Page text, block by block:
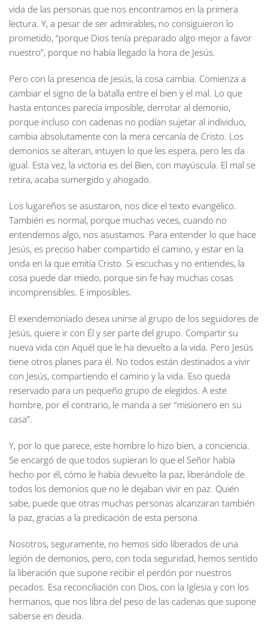
vida de las personas que nos encontramos en la primera
lectura. Y, a pesar de ser admirables, no consiguieron lo
prometido, “porque Dios tenía preparado algo mejor a favor
nuestro”, porque no había llegado la hora de Jesús.
Pero con la presencia de Jesús, la cosa cambia. Comienza a
cambiar el signo de la batalla entre el bien y el mal. Lo que
hasta entonces parecía imposible, derrotar al demonio,
porque incluso con cadenas no podían sujetar al individuo,
cambia absolutamente con la mera cercanía de Cristo. Los
demonios se alteran, intuyen lo que les espera, pero les da
igual. Esta vez, la victoria es del Bien, con mayúscula. El mal se
retira, acaba sumergido y ahogado.
Los lugareños se asustaron, nos dice el texto evangélico.
También es normal, porque muchas veces, cuando no
entendemos algo, nos asustamos. Para entender lo que hace
Jesús, es preciso haber compartido el camino, y estar en la
onda en la que emitía Cristo. Si escuchas y no entiendes, la
cosa puede dar miedo, porque sin fe hay muchas cosas
incomprensibles. E imposibles.
El exendemoniado desea unirse al grupo de los seguidores de
Jesús, quiere ir con Él y ser parte del grupo. Compartir su
nueva vida con Aquél que le ha devuelto a la vida. Pero Jesús
tiene otros planes para él. No todos están destinados a vivir
con Jesús, compartiendo el camino y la vida. Eso queda
reservado para un pequeño grupo de elegidos. A este
hombre, por el contrario, le manda a ser “misionero en su
casa”.
Y, por lo que parece, este hombre lo hizo bien, a conciencia.
Se encargó de que todos supieran lo que el Señor había
hecho por él, cómo le había devuelto la paz, liberándole de
todos los demonios que no le dejaban vivir en paz. Quién
sabe, puede que otras muchas personas alcanzaran también
la paz, gracias a la predicación de esta persona.
Nosotros, seguramente, no hemos sido liberados de una
legión de demonios, pero, con toda seguridad, hemos sentido
la liberación que supone recibir el perdón por nuestros
pecados. Esa reconciliación con Dios, con la Iglesia y con los
hermanos, que nos libra del peso de las cadenas que supone
saberse en deuda.